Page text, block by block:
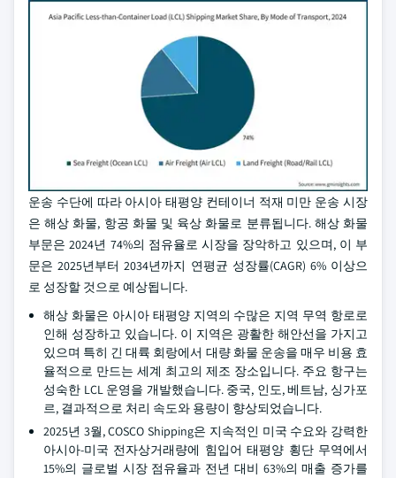
운송 수단에 따라 아시아 태평양 컨테이너 적재 미만 운송 시장
은 해상 화물, 항공 화물 및 육상 화물로 분류됩니다. 해상 화물
부문은 2024년 74%의 점유율로 시장을 장악하고 있으며, 이 부
문은 2025년부터 2034년까지 연평균 성장률(CAGR) 6% 이상으
로 성장할 것으로 예상됩니다.
해상 화물은 아시아 태평양 지역의 수많은 지역 무역 항로로
인해 성장하고 있습니다. 이 지역은 광활한 해안선을 가지고
있으며 특히 긴 대륙 회랑에서 대량 화물 운송을 매우 비용 효
율적으로 만드는 세계 최고의 제조 장소입니다. 주요 항구는
성숙한 LCL 운영을 개발했습니다. 중국, 인도, 베트남, 싱가포
르, 결과적으로 처리 속도와 용량이 향상되었습니다.
2025년 3월, COSCO Shipping은 지속적인 미국 수요와 강력한
아시아-미국 전자상거래량에 힘입어 태평양 횡단 무역에서
15%의 글로벌 시장 점유율과 전년 대비 63%의 매출 증가를